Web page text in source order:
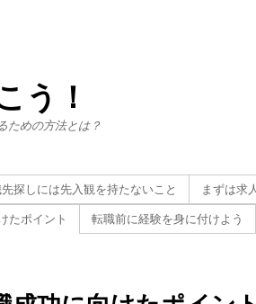
う！
ための方法とは？
探しには先入観を持たないこと
まずは求
たポイント
転職前に経験を身に付けよう